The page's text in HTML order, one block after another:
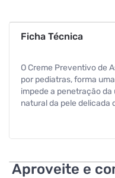
Ficha Técnica
O Creme Preventivo de
por pediatras, forma
impede a penetração
natural da pele delicada
e remoção do produto a
Especificações
Aproveite e